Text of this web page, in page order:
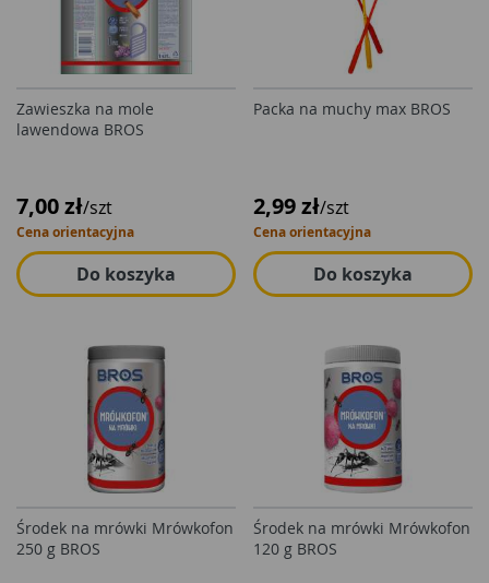
Zawieszka na mole
lawendowa BROS
7,00 zł/szt
Cena orientacyjna
Do koszyka
Packa na muchy max BROS
2,99 zł/szt
Cena orientacyjna
Do koszyka
Środek na mrówki Mrówkofon
250 g BROS
Środek na mrówki Mrówkofon
120 g BROS